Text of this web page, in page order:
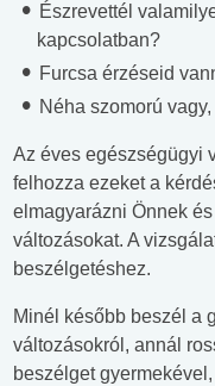
Észrevettél
kapcsolatban?
Furcsa érzéseid
Néha szomorú
Az éves egészségügyi
felhozza ezeket a
elmagyarázni Önnek
változásokat. A
beszélgetéshez.
Minél később beszél a
változásokról, annál
beszélget